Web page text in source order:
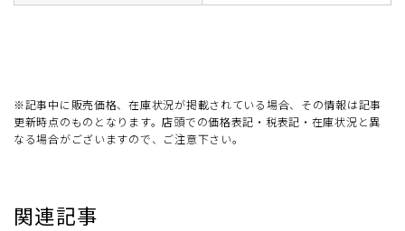
※記事中に販売価格、在庫状況が掲載されている場合、その情報は記事
更新時点のものとなります。店頭での価格表記・税表記・在庫状況と異
なる場合がございますので、ご注意下さい。
関連記事